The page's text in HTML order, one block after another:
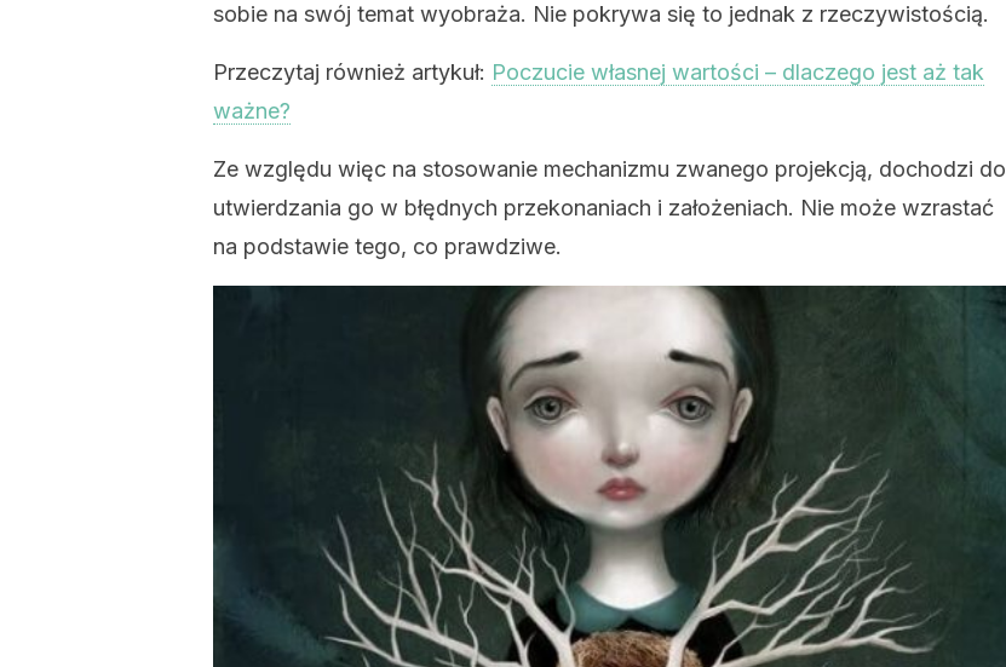
sobie na swój temat wyobraża. Nie pokrywa się to jednak z rzeczywistością.
Przeczytaj również artykuł: Poczucie własnej wartości – dlaczego jest aż tak
ważne?
Ze względu więc na stosowanie mechanizmu zwanego projekcją, dochodzi do
utwierdzania go w błędnych przekonaniach i założeniach. Nie może wzrastać
na podstawie tego, co prawdziwe.